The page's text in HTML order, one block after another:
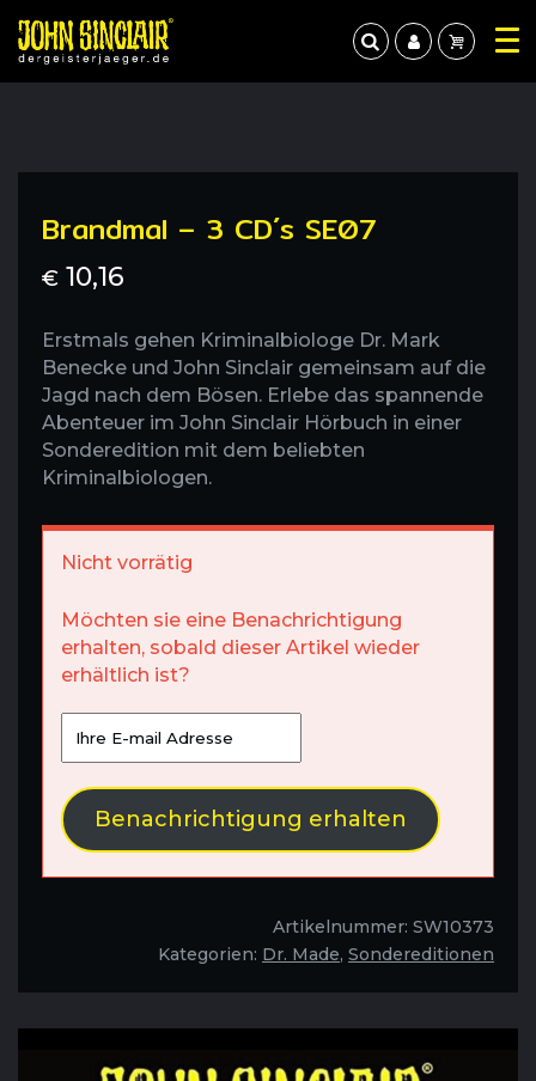
Brandmal – 3 CD´s SE07
€ 10,16
Erstmals gehen Kriminalbiologe Dr. Mark
Benecke und John Sinclair gemeinsam auf die
Jagd nach dem Bösen. Erlebe das spannende
Abenteuer im John Sinclair Hörbuch in einer
Sonderedition mit dem beliebten
Kriminalbiologen.
Nicht vorrätig
Möchten sie eine Benachrichtigung
erhalten, sobald dieser Artikel wieder
erhältlich ist?
Benachrichtigung erhalten
Artikelnummer: SW10373
Kategorien: Dr. Made, Sondereditionen